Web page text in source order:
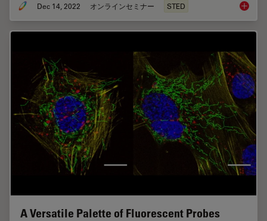
Dec 14, 2022 オンラインセミナー STED Five-
A Versatile Palette of Fluorescent Probes